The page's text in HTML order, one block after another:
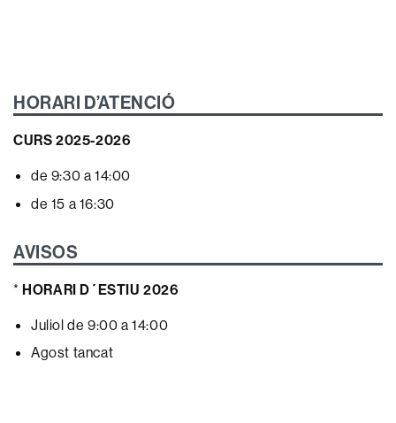
HORARI D’ATENCIÓ
CURS 2025-2026
de 9:30 a 14:00
de 15 a 16:30
AVISOS
*HORARI D´ESTIU 2026
Juliol de 9:00 a 14:00
Agost tancat